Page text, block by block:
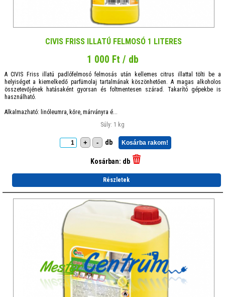
CIVIS FRISS ILLATÚ FELMOSÓ 1 LITERES
1 000 Ft / db
A CIVIS Friss illatú padlófelmosó felmosás után kellemes citrus illattal tölti be a
helyiséget a kiemelkedő parfümolaj tartalmának köszönhetően. A magas alkoholos
összetevőjének hatásaként gyorsan és foltmentesen szárad. Takarító gépekbe is
használható.
Alkalmazható: linóleumra, kőre, márványra é...
Súly: 1 kg
+ - db Kosárba rakom!
Kosárban: db
Részletek